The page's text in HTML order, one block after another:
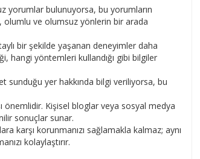
yorumlar bulunuyorsa, bu yorumların
olumlu ve olumsuz yönlerin bir arada
bir şekilde yaşanan deneyimler daha
hangi yöntemleri kullandığı gibi bilgiler
sunduğu yer hakkında bilgi veriliyorsa, bu
önemlidir. Kişisel bloglar veya sosyal medya
sonuçlar sunar.
karşı korunmanızı sağlamakla kalmaz; aynı
kolaylaştırır.